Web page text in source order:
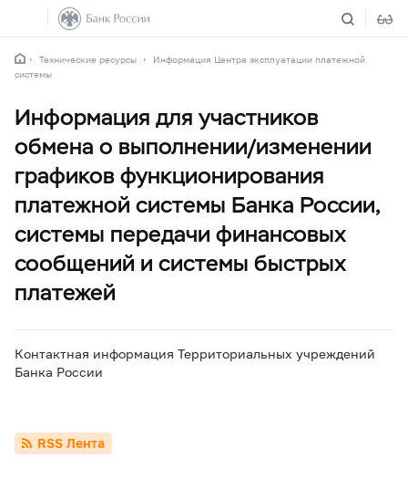
Технические ресурсы
Информация Центра эксплуатации платежной
системы
Информация для участников
обмена о выполнении/изменении
графиков функционирования
платежной системы Банка России,
системы передачи финансовых
сообщений и системы быстрых
платежей
Контактная информация Территориальных учреждений
Банка России
RSS Лента